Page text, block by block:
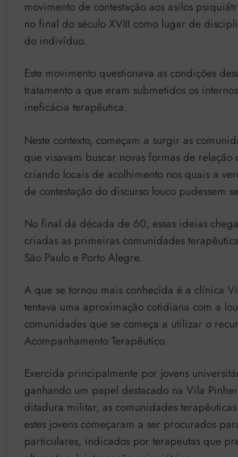
movimento de contestação aos asilos
no final do século XVIII como lugar de
do indivíduo.
Este movimento questionava as condições
tratamento a que eram submetidos os
ineficácia terapêutica.
Neste contexto, começam a surgir as
que visavam buscar novas formas de relação
criando locais de acolhimento nos quais a
de contestação do discurso louco pudessem
No final da década de 60, essas ideias
criadas as primeiras comunidades
São Paulo e Porto Alegre.
A que se tornou mais conhecida é a clínica
tentava uma aproximação cotidiana com a
comunidades que se começa a utilizar o
Acompanhamento Terapêutico.
Exercida principalmente por jovens
ganhando um papel destacado na Vila
ditadura militar, as comunidades
estes jovens começaram a ser procurados
particulares, indicados por terapeutas que